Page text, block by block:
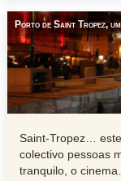
Porto de Saint Tropez,
Saint-Tropez…
colectivo pessoas
tranquilo, o